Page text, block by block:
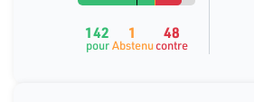
142
pour
1
Abstenu
48
contre